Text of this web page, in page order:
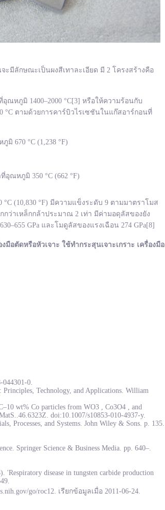
มีลักษณะเป็นผงสีเทาละเอียด มี 2 โครงสร้างคือ
หภูมิ 1400–2000 °C[3] หรือให้ความร้อนกับ
°C ตามด้วยการคาร์บิวไรเซชันในแก๊สอาร์กอนที่
670 °C (1,238 °F)
ณหภูมิ 350 °C (662 °F)
(10,830 °F) มีความแข็งระดับ 9 ตามมาตราโมส
ว่าเหล็กกล้าประมาณ 2 เท่า มีค่ามอดุลัสของยัง
GPa และโมดูลัสของแรงเฉือน 274 GPa[8]
ตัดหรือหัวเจาะ ใช้ทำกระสุนเจาะเกราะ เครื่องมือ
044301-0.
Technology, and Applications. William
wt% Co particles from WO3 , Co3O4 , and
doi:10.1007/s10853-010-4937-y.
Processes, and Systems. John Wiley & Sons. p. 135.
Springer Science & Business Media. pp. 640–.
disease in tungsten carbide production
go/roc12. เรียกข้อมูลเมื่อ 2011-06-24.